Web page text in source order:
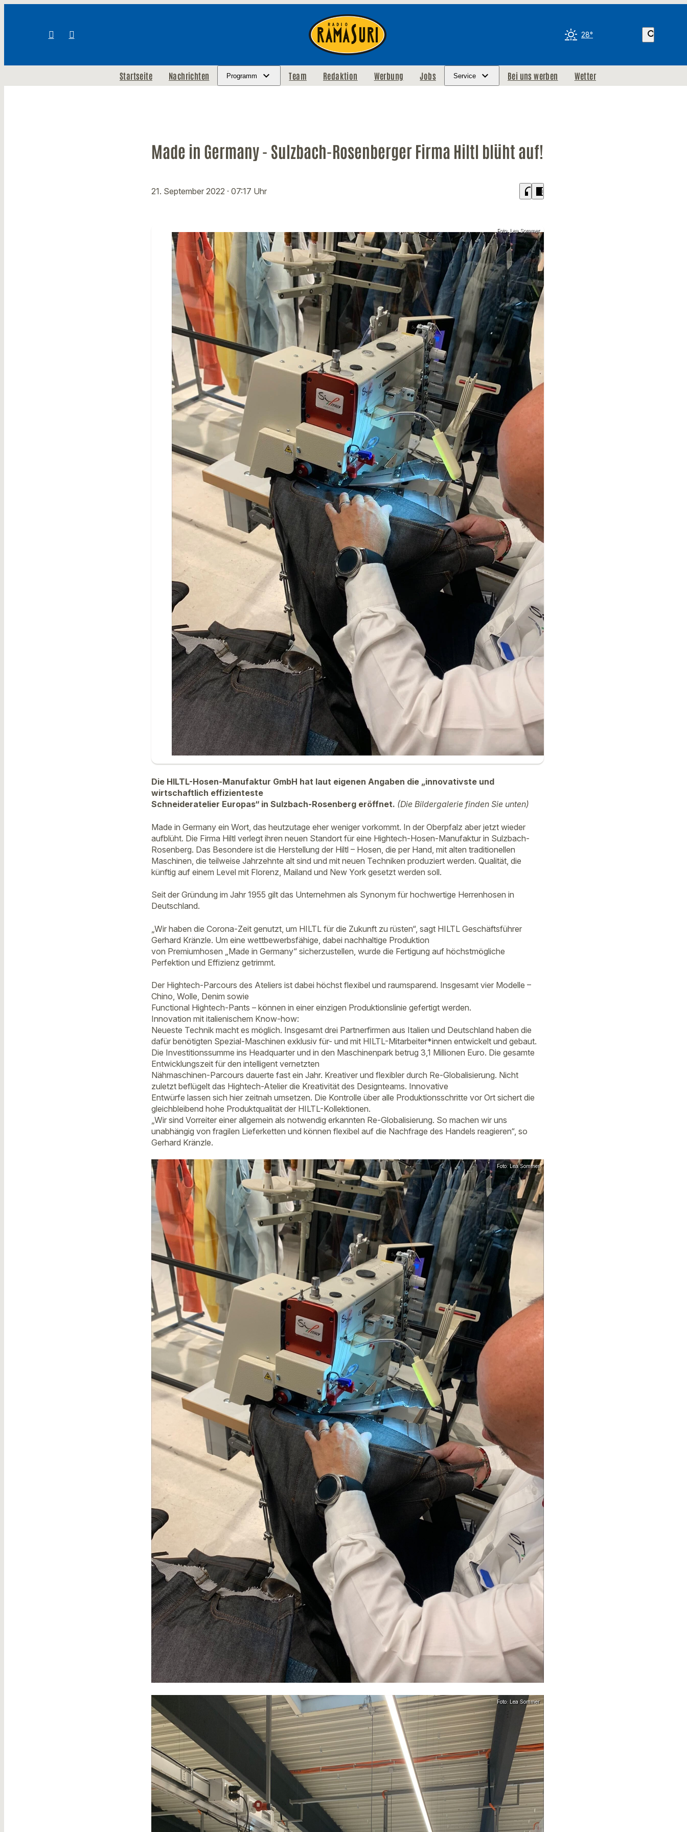
28° search
Startseite Nachrichten Programm Team Redaktion Werbung Jobs Service Bei uns werben Wetter
Made in Germany - Sulzbach-Rosenberger Firma Hiltl blüht auf!
21. September 2022 · 07:17 Uhr headphones chrome_reader_mode
Foto: Lea Sommer
Die HILTL-Hosen-Manufaktur GmbH hat laut eigenen Angaben die „innovativste und
wirtschaftlich effizienteste
Schneideratelier Europas“ in Sulzbach-Rosenberg eröffnet. (Die Bildergalerie finden Sie unten)
Made in Germany ein Wort, das heutzutage eher weniger vorkommt. In der Oberpfalz aber jetzt wieder
aufblüht. Die Firma Hiltl verlegt ihren neuen Standort für eine Hightech-Hosen-Manufaktur in Sulzbach-
Rosenberg. Das Besondere ist die Herstellung der Hiltl – Hosen, die per Hand, mit alten traditionellen
Maschinen, die teilweise Jahrzehnte alt sind und mit neuen Techniken produziert werden. Qualität, die
künftig auf einem Level mit Florenz, Mailand und New York gesetzt werden soll.
Seit der Gründung im Jahr 1955 gilt das Unternehmen als Synonym für hochwertige Herrenhosen in
Deutschland.
„Wir haben die Corona-Zeit genutzt, um HILTL für die Zukunft zu rüsten“, sagt HILTL Geschäftsführer
Gerhard Kränzle. Um eine wettbewerbsfähige, dabei nachhaltige Produktion
von Premiumhosen „Made in Germany“ sicherzustellen, wurde die Fertigung auf höchstmögliche
Perfektion und Effizienz getrimmt.
Der Hightech-Parcours des Ateliers ist dabei höchst flexibel und raumsparend. Insgesamt vier Modelle –
Chino, Wolle, Denim sowie
Functional Hightech-Pants – können in einer einzigen Produktionslinie gefertigt werden.
Innovation mit italienischem Know-how:
Neueste Technik macht es möglich. Insgesamt drei Partnerfirmen aus Italien und Deutschland haben die
dafür benötigten Spezial-Maschinen exklusiv für- und mit HILTL-Mitarbeiter*innen entwickelt und gebaut.
Die Investitionssumme ins Headquarter und in den Maschinenpark betrug 3,1 Millionen Euro. Die gesamte
Entwicklungszeit für den intelligent vernetzten
Nähmaschinen-Parcours dauerte fast ein Jahr. Kreativer und flexibler durch Re-Globalisierung. Nicht
zuletzt beflügelt das Hightech-Atelier die Kreativität des Designteams. Innovative
Entwürfe lassen sich hier zeitnah umsetzen. Die Kontrolle über alle Produktionsschritte vor Ort sichert die
gleichbleibend hohe Produktqualität der HILTL-Kollektionen.
„Wir sind Vorreiter einer allgemein als notwendig erkannten Re-Globalisierung. So machen wir uns
unabhängig von fragilen Lieferketten und können flexibel auf die Nachfrage des Handels reagieren“, so
Gerhard Kränzle.
Foto: Lea Sommer
Foto: Lea Sommer